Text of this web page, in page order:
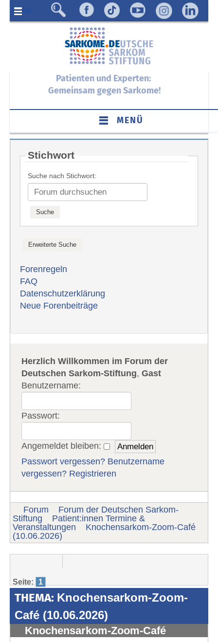
Menü
Patienten und Experten:
Gemeinsam gegen Sarkome!
MENÜ
Stichwort
Suche nach Stichwort:
Forenregeln
FAQ
Datenschutzerklärung
Neue Forenbeiträge
Herzlich Willkommen im Forum der
Deutschen Sarkom-Stiftung,Gast
Benutzername:
Passwort:
Angemeldet bleiben:
Passwort vergessen? Benutzername
vergessen? Registrieren
Forum
Forum der Deutschen Sarkom-
Stiftung
Patient:innen Termine &
Veranstaltungen
Knochensarkom-Zoom-Café
(10.06.2026)
Seite: 1
THEMA: Knochensarkom-Zoom-
Café (10.06.2026)
Knochensarkom-Zoom-Café